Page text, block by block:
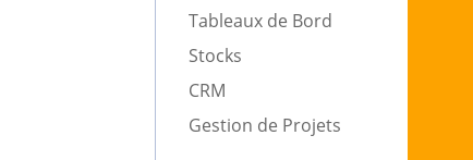
Tableaux de Bord
Stocks
CRM
Gestion de Projets